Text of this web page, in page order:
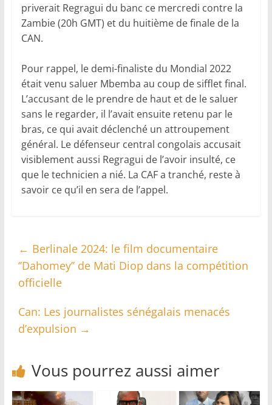
priverait Regragui du banc ce mercredi contre la
Zambie (20h GMT) et du huitième de finale de la
CAN.
Pour rappel, le demi-finaliste du Mondial 2022
était venu saluer Mbemba au coup de sifflet final.
L’accusant de le prendre de haut et de le saluer
sans le regarder, il l’avait ensuite retenu par le
bras, ce qui avait déclenché un attroupement
général. Le défenseur central congolais accusait
visiblement aussi Regragui de l’avoir insulté, ce
que le technicien a nié. La CAF a tranché, reste à
savoir ce qu’il en sera de l’appel.
← Berlinale 2024: le film documentaire
‘’Dahomey’’ de Mati Diop dans la compétition
officielle
Can: Les journalistes sénégalais menacés
d’expulsion →
Vous pourrez aussi aimer